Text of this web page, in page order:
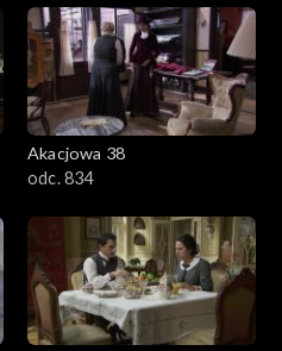
Akacjowa 38
odc. 834